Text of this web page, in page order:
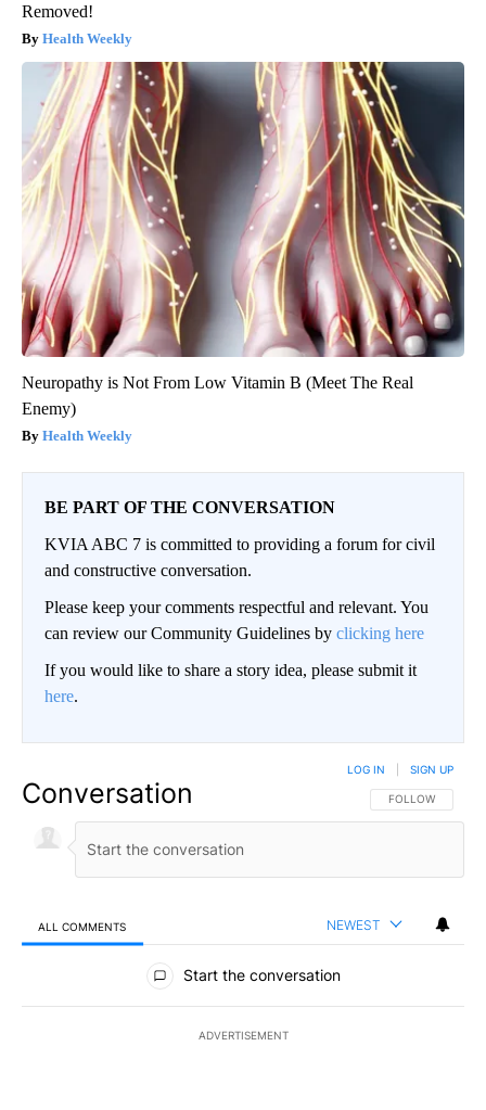
Removed!
Health Weekly
Neuropathy is Not From Low Vitamin B (Meet The Real
Enemy)
Health Weekly
BE PART OF THE CONVERSATION
KVIA ABC 7 is committed to providing a forum for civil
and constructive conversation.
Please keep your comments respectful and relevant. You
can review our Community Guidelines by clicking here
If you would like to share a story idea, please submit it
here.
Conversation FOLLOW THIS
FOLLOW
LOG IN SIGN UP
ALL COMMENTS NEWEST
All Comments
Start the conversation
ADVERTISEMENT